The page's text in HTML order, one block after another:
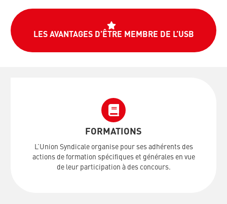
LES AVANTAGES D’ÊTRE MEMBRE DE L’USB
FORMATIONS
L’Union Syndicale organise pour ses adhérents des
actions de formation spécifiques et générales en vue
de leur participation à des concours.